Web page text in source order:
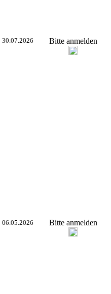
30.07.2026 Bitte anmelden
06.05.2026 Bitte anmelden